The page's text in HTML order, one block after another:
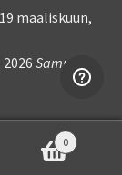
19 maaliskuun,
Samuli
0